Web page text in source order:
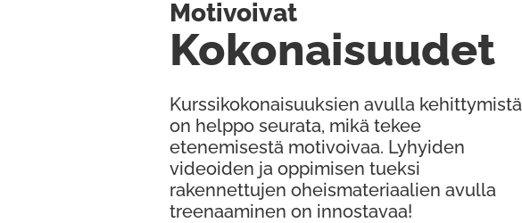
Kurssikokonaisuuksien avulla kehittymistä
on helppo seurata, mikä tekee
etenemisestä motivoivaa. Lyhyiden
videoiden ja oppimisen tueksi
rakennettujen oheismateriaalien avulla
treenaaminen on innostavaa!
Kokonaisuudet
Motivoivat